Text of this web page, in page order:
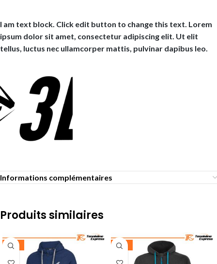
I am text block. Click edit button to change this text. Lorem
ipsum dolor sit amet, consectetur adipiscing elit. Ut elit
tellus, luctus nec ullamcorper mattis, pulvinar dapibus leo.
Informations complémentaires
Produits similaires
-35% -30%